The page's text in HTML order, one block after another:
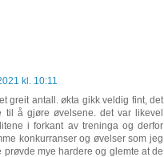
kl. 10:11
greit antall. økta gikk veldig fint, det
til å gjøre øvelsene. det var likevel
i forkant av treninga og derfor
konkurranser og øvelser som jeg
mye hardere og glemte at de